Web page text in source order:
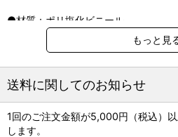
●材質：ポリ塩化ビニール
●サイズ：
（大）A68×B43×C18（15）mm[楕
（小）A50×B31×C13（11）mm[楕円]
●重量：（大）14g/（中）11g/（小）
●耐熱温度：70度
●未滅菌（EOG滅菌可）
もっと見
送料に関してのお知らせ
1回のご注文金額が5,000円（税込）
します。